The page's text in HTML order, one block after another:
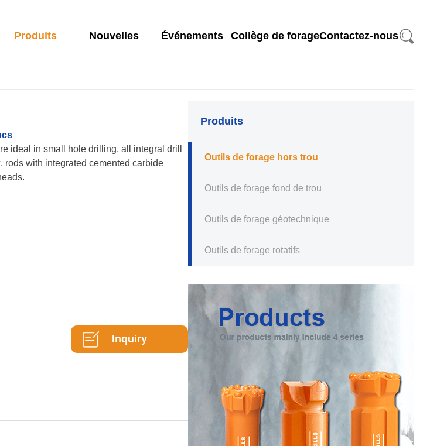
Produits Nouvelles Événements Collège de forageContactez-nous
ideal in small hole drilling, all integral drill
rods with integrated cemented carbide
Inquiry
Produits
Outils de forage hors trou
Outils de forage fond de trou
Outils de forage géotechnique
Outils de forage rotatifs